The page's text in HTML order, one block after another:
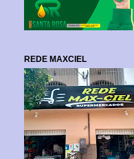
REDE MAXCIEL